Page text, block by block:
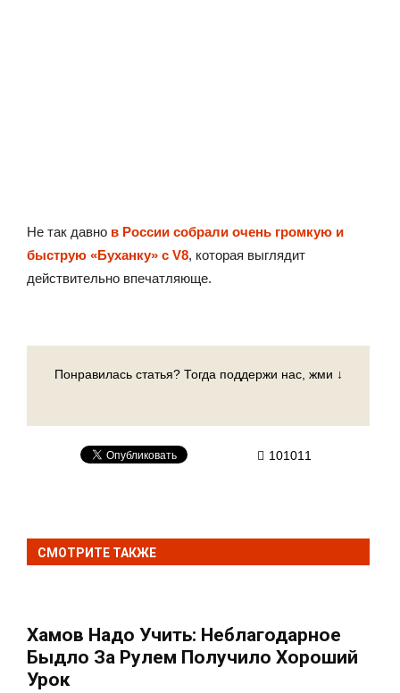
Не так давно в России собрали очень громкую и
быструю «Буханку» с V8, которая выглядит
действительно впечатляюще.
Понравилась статья? Тогда поддержи нас, жми ↓
101011
СМОТРИТЕ ТАКЖЕ
Хамов Надо Учить: Неблагодарное
Быдло За Рулем Получило Хороший
Урок